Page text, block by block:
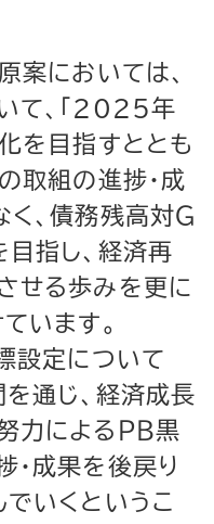
案においては、
て、「2025年
を目指すととも
取組の進捗・成
、債務残高対Ｇ
目指し、経済再
せる歩みを更に
います。
定について
通じ、経済成長
力によるＰＢ黒
・成果を後戻り
いくというこ